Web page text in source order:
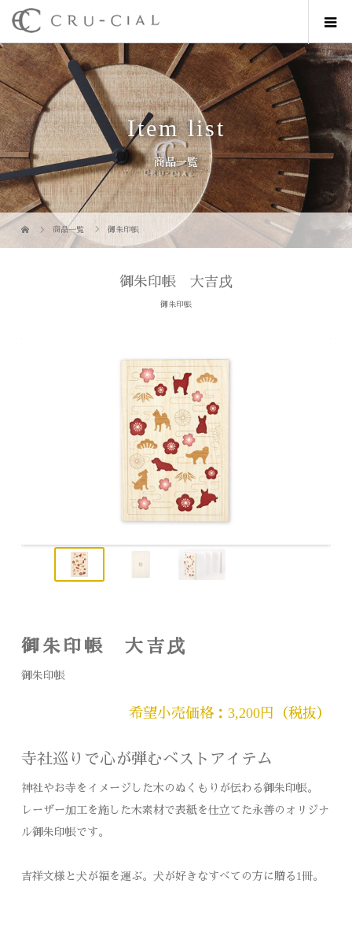
Item list
商品一覧
商品一覧 御朱印帳
御朱印帳 大吉戌
御朱印帳
御朱印帳 大吉戌
御朱印帳
希望小売価格：3,200円（税抜）
寺社巡りで心が弾むベストアイテム
神社やお寺をイメージした木のぬくもりが伝わる御朱印帳。
レーザー加工を施した木素材で表紙を仕立てた永善のオリジナ
ル御朱印帳です。
吉祥文様と犬が福を運ぶ。犬が好きなすべての方に贈る1冊。